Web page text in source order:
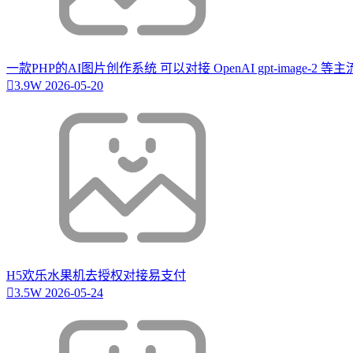
一款PHP的AI图片创作系统 可以对接 OpenAI gpt-image-2 等主
3.9W 2026-05-20
H5欢乐水果机去授权对接易支付
3.5W 2026-05-24